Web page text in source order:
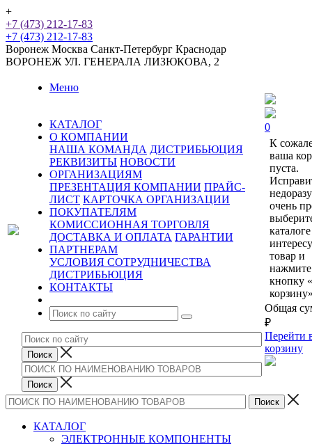
+
+7 (473) 212-17-83
+7 (473) 212-17-83
Воронеж Москва Санкт-Петербург Краснодар
ВОРОНЕЖ УЛ. ГЕНЕРАЛА ЛИЗЮКОВА, 2
Меню
КАТАЛОГ
О КОМПАНИИ
НАША КОМАНДА ДИСТРИБЬЮЦИЯ
РЕКВИЗИТЫ НОВОСТИ
ОРГАНИЗАЦИЯМ
ПРЕЗЕНТАЦИЯ КОМПАНИИ ПРАЙС-
ЛИСТ КАРТОЧКА ОРГАНИЗАЦИИ
ПОКУПАТЕЛЯМ
КОМИССИОННАЯ ТОРГОВЛЯ
ДОСТАВКА И ОПЛАТА ГАРАНТИИ
ПАРТНЕРАМ
УСЛОВИЯ СОТРУДНИЧЕСТВА
ДИСТРИБЬЮЦИЯ
КОНТАКТЫ
0
К
ваша
пуста.
очень
каталоге
товар и
нажмите
кнопку
Общая
₽
Перейти
корзину
КАТАЛОГ
ЭЛЕКТРОННЫЕ КОМПОНЕНТЫ